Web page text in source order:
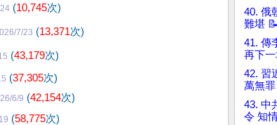
(10,745次)
7/23 (13,371次)
(43,179次)
(37,305次)
6/9 (42,154次)
(58,775次)
40. 俄
難堪
41. 傳
再下
42. 習
萬無
43. 中
令 知